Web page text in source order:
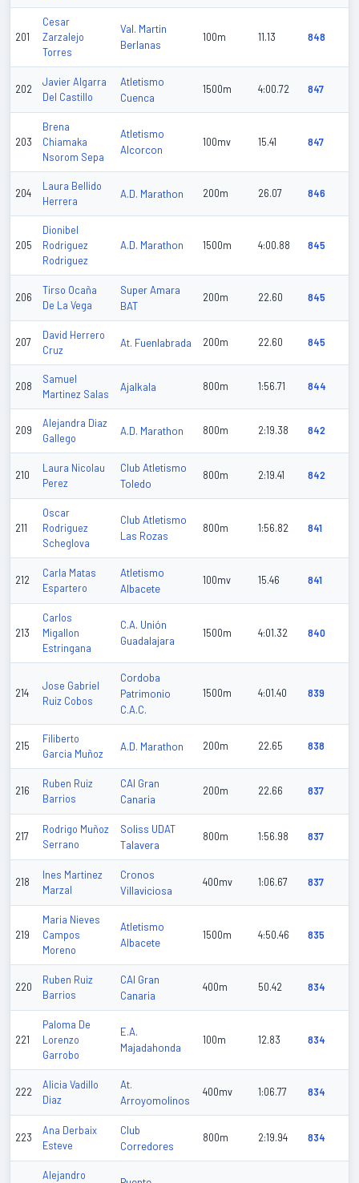
201
Cesar
Zarzalejo
Torres
Val. Martin
Berlanas
100m 11.13 848
202
Javier Algarra
Del Castillo
Atletismo
Cuenca
1500m 4:00.72 847
203
Brena
Chiamaka
Nsorom Sepa
Atletismo
Alcorcon
100mv 15.41 847
204
Laura Bellido
Herrera
A.D. Marathon 200m 26.07 846
205
Dionibel
Rodriguez
Rodriguez
A.D. Marathon 1500m 4:00.88 845
206
Tirso Ocaña
De La Vega
Super Amara
BAT
200m 22.60 845
207
David Herrero
Cruz
At. Fuenlabrada 200m 22.60 845
208
Samuel
Martinez Salas
Ajalkala 800m 1:56.71 844
209
Alejandra Diaz
Gallego
A.D. Marathon 800m 2:19.38 842
210
Laura Nicolau
Perez
Club Atletismo
Toledo
800m 2:19.41 842
211
Oscar
Rodriguez
Scheglova
Club Atletismo
Las Rozas
800m 1:56.82 841
212
Carla Matas
Espartero
Atletismo
Albacete
100mv 15.46 841
213
Carlos
Migallon
Estringana
C.A. Unión
Guadalajara
1500m 4:01.32 840
214
Jose Gabriel
Ruiz Cobos
Cordoba
Patrimonio
C.A.C.
1500m 4:01.40 839
215
Filiberto
Garcia Muñoz
A.D. Marathon 200m 22.65 838
216
Ruben Ruiz
Barrios
CAI Gran
Canaria
200m 22.66 837
217
Rodrigo Muñoz
Serrano
Soliss UDAT
Talavera
800m 1:56.98 837
218
Ines Martinez
Marzal
Cronos
Villaviciosa
400mv 1:06.67 837
219
Maria Nieves
Campos
Moreno
Atletismo
Albacete
1500m 4:50.46 835
220
Ruben Ruiz
Barrios
CAI Gran
Canaria
400m 50.42 834
221
Paloma De
Lorenzo
Garrobo
E.A.
Majadahonda
100m 12.83 834
222
Alicia Vadillo
Diaz
At.
Arroyomolinos
400mv 1:06.77 834
223
Ana Derbaix
Esteve
Club
Corredores
800m 2:19.94 834
Alejandro